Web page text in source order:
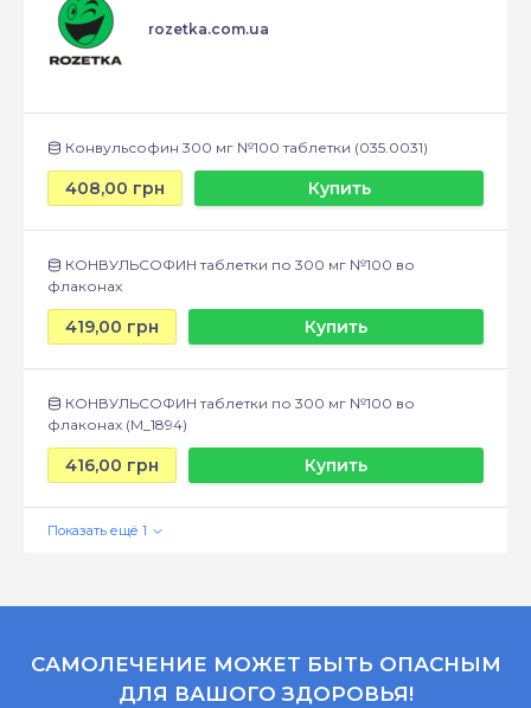
rozetka.com.ua
Конвульсофин 300 мг №100 таблетки (035.0031)
408,00 грн Купить
КОНВУЛЬСОФИН таблетки по 300 мг №100 во
флаконах
419,00 грн Купить
КОНВУЛЬСОФИН таблетки по 300 мг №100 во
флаконах (М_1894)
416,00 грн Купить
САМОЛЕЧЕНИЕ МОЖЕТ БЫТЬ ОПАСНЫМ
ДЛЯ ВАШОГО ЗДОРОВЬЯ!